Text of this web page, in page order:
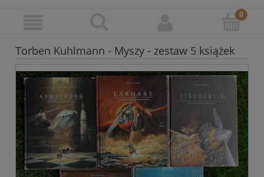
Torben Kuhlmann - Myszy - zestaw 5 książek